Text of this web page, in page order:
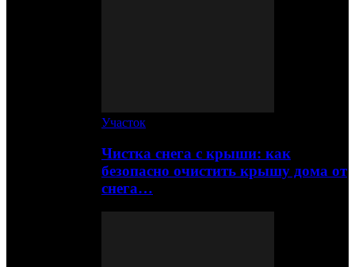
Участок
Чистка снега с крыши: как
безопасно очистить крышу дома от
снега…